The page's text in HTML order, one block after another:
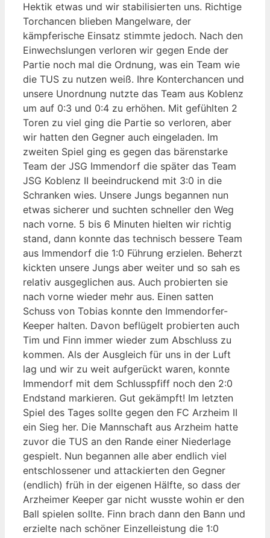
Hektik etwas und wir stabilisierten uns. Richtige
Torchancen blieben Mangelware, der
kämpferische Einsatz stimmte jedoch. Nach den
Einwechslungen verloren wir gegen Ende der
Partie noch mal die Ordnung, was ein Team wie
die TUS zu nutzen weiß. Ihre Konterchancen und
unsere Unordnung nutzte das Team aus Koblenz
um auf 0:3 und 0:4 zu erhöhen. Mit gefühlten 2
Toren zu viel ging die Partie so verloren, aber
wir hatten den Gegner auch eingeladen. Im
zweiten Spiel ging es gegen das bärenstarke
Team der JSG Immendorf die später das Team
JSG Koblenz II beeindruckend mit 3:0 in die
Schranken wies. Unsere Jungs begannen nun
etwas sicherer und suchten schneller den Weg
nach vorne. 5 bis 6 Minuten hielten wir richtig
stand, dann konnte das technisch bessere Team
aus Immendorf die 1:0 Führung erzielen. Beherzt
kickten unsere Jungs aber weiter und so sah es
relativ ausgeglichen aus. Auch probierten sie
nach vorne wieder mehr aus. Einen satten
Schuss von Tobias konnte den Immendorfer-
Keeper halten. Davon beflügelt probierten auch
Tim und Finn immer wieder zum Abschluss zu
kommen. Als der Ausgleich für uns in der Luft
lag und wir zu weit aufgerückt waren, konnte
Immendorf mit dem Schlusspfiff noch den 2:0
Endstand markieren. Gut gekämpft! Im letzten
Spiel des Tages sollte gegen den FC Arzheim II
ein Sieg her. Die Mannschaft aus Arzheim hatte
zuvor die TUS an den Rande einer Niederlage
gespielt. Nun begannen alle aber endlich viel
entschlossener und attackierten den Gegner
(endlich) früh in der eigenen Hälfte, so dass der
Arzheimer Keeper gar nicht wusste wohin er den
Ball spielen sollte. Finn brach dann den Bann und
erzielte nach schöner Einzelleistung die 1:0